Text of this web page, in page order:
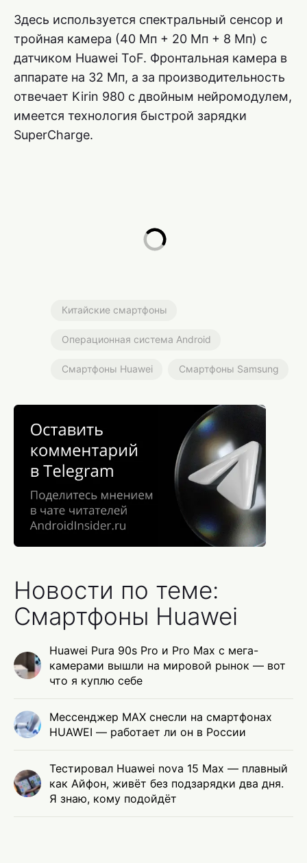
Здесь используется спектральный сенсор и
тройная камера (40 Мп + 20 Мп + 8 Мп) с
датчиком Huawei ToF. Фронтальная камера в
аппарате на 32 Мп, а за производительность
отвечает Kirin 980 с двойным нейромодулем,
имеется технология быстрой зарядки
SuperCharge.
Китайские смартфоны
Операционная система Android
Смартфоны Huawei Смартфоны Samsung
Новости по теме:
Смартфоны Huawei
Huawei Pura 90s Pro и Pro Max с мега-
камерами вышли на мировой рынок — вот
что я куплю себе
Мессенджер MAX снесли на смартфонах
HUAWEI — работает ли он в России
Тестировал Huawei nova 15 Max — плавный
как Айфон, живёт без подзарядки два дня.
Я знаю, кому подойдёт